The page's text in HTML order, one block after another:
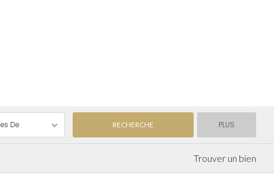
De PLUS
Trouver un bien